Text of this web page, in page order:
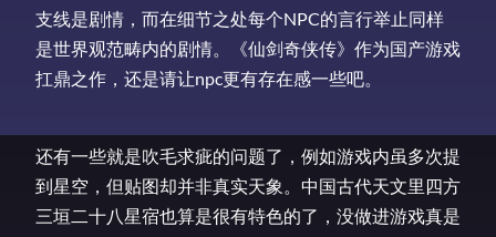
支线是剧情，而在细节之处每个NPC的言行举止同样
是世界观范畴内的剧情。《仙剑奇侠传》作为国产游戏
扛鼎之作，还是请让npc更有存在感一些吧。
还有一些就是吹毛求疵的问题了，例如游戏内虽多次提
到星空，但贴图却并非真实天象。中国古代天文里四方
三垣二十八星宿也算是很有特色的了，没做进游戏真是